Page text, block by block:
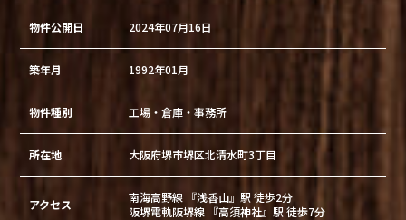
物件公開日 2024年07月16日
築年月 1992年01月
物件種別 工場・倉庫・事務所
所在地 大阪府堺市堺区北清水町3丁目
アクセス
南海高野線 『浅香山』駅 徒歩2分
阪堺電軌阪堺線 『高須神社』駅 徒歩7分